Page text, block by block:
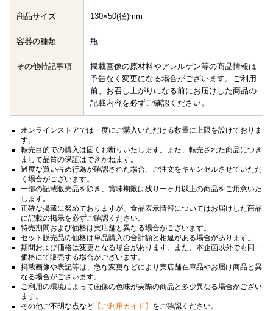
商品サイズ 130×50(径)mm
容器の種類 瓶
その他特記事項
掲載画像の原材料やアレルゲン等の商品情報は
予告なく変更になる場合がございます。ご利用
前、お召し上がりになる前にお届けした商品の
記載内容を必ずご確認ください。
オンラインストアでは一度にご購入いただける数量に上限を設けておりま
す。
転売目的での購入は固くお断りいたします。また、転売された商品につき
まして品質の保証はできかねます。
過度な買い占め行為が確認された場合、ご注文をキャンセルさせていただ
く場合がございます。
一部の記載販売品を除き、賞味期限は残り一ヶ月以上の商品をご用意いた
します。
正確な掲載に努めておりますが、食品表示情報についてはお届けした商品
に記載の掲示を必ずご確認ください。
特売期間および価格は実店舗と異なる場合がございます。
セット販売品の価格は単品購入の合計額と相違がある場合があります。
期間および価格は変更となる場合があります。また、本企画以外でも同一
価格にて販売する場合がございます。
掲載画像や表記等は、急な変更などにより実店舗在庫品やお届け商品と異
なる場合がございます。
ご利用の環境によって画像の色味が実際の商品と多少異なる場合がござい
ます。
その他ご不明な点など 【ご利用ガイド】 をご確認ください。